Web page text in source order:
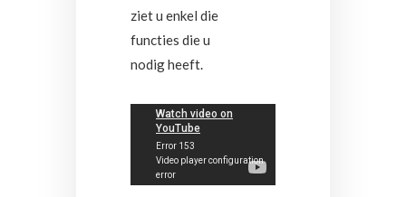
ziet u enkel die
functies die u
nodig heeft.